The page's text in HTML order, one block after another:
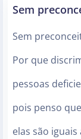
Sem
Sem
Por que
pessoas
pois penso
elas são iguais